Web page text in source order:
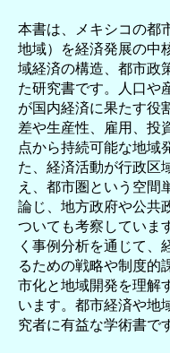
本書は、メキシコの都
地域）を経済発展の中
域経済の構造、都市政
た研究書です。人口や
が国内経済に果たす役
差や生産性、雇用、投
点から持続可能な地域
た、経済活動が行政区
え、都市圏という空間
論じ、地方政府や公共
ついても考察していま
く事例分析を通じて、
るための戦略や制度的
市化と地域開発を理解
います。都市経済や地
究者に有益な学術書で